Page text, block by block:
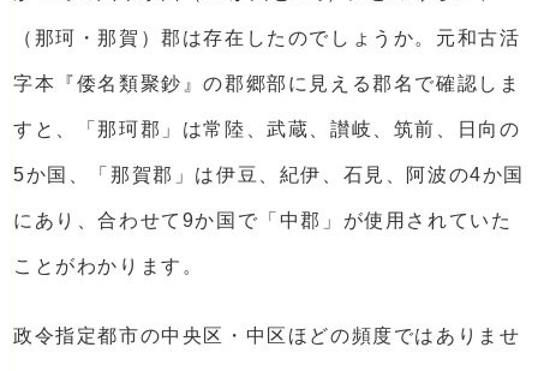
（那珂・那賀）郡は存在したのでしょうか。元和古活
字本『倭名類聚鈔』の郡郷部に見える郡名で確認しま
すと、「那珂郡」は常陸、武蔵、讃岐、筑前、日向の
5か国、「那賀郡」は伊豆、紀伊、石見、阿波の4か国
にあり、合わせて9か国で「中郡」が使用されていた
ことがわかります。
政令指定都市の中央区・中区ほどの頻度ではありませ